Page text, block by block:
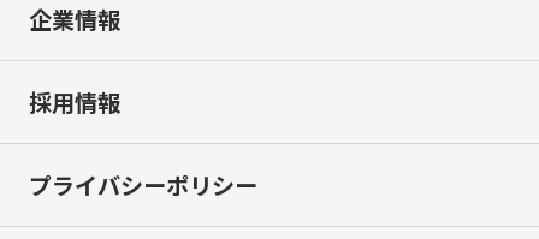
企業情報
採用情報
プライバシーポリシー